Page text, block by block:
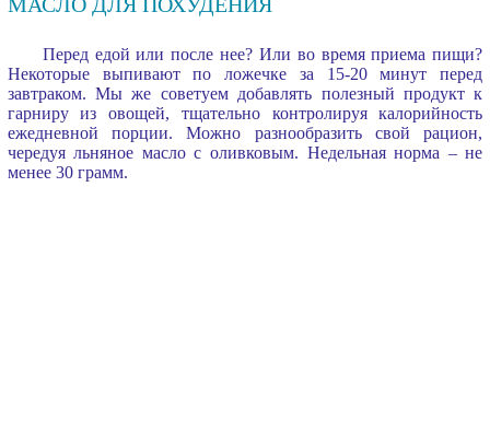
Перед едой или после нее? Или во время приема пищи?
Некоторые выпивают по ложечке за 15-20 минут перед
завтраком. Мы же советуем добавлять полезный продукт к
гарниру из овощей, тщательно контролируя калорийность
ежедневной порции. Можно разнообразить свой рацион,
чередуя льняное масло с оливковым. Недельная норма – не
менее 30 грамм.